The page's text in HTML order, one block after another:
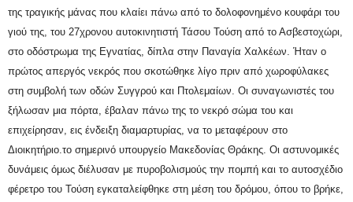
της τραγικής μάνας που κλαίει πάνω από το δολοφονημένο κουφάρι του
γιού της, του 27χρονου αυτοκινητιστή Τάσου Τούση από το Ασβεστοχώρι,
στο οδόστρωμα της Εγνατίας, δίπλα στην Παναγία Χαλκέων. Ήταν ο
πρώτος απεργός νεκρός που σκοτώθηκε λίγο πριν από χωροφύλακες
στη συμβολή των οδών Συγγρού και Πτολεμαίων. Οι συναγωνιστές του
ξήλωσαν μια πόρτα, έβαλαν πάνω της το νεκρό σώμα του και
επιχείρησαν, εις ένδειξη διαμαρτυρίας, να το μεταφέρουν στο
Διοικητήριο.το σημερινό υπουργείο Μακεδονίας Θράκης. Οι αστυνομικές
δυνάμεις όμως διέλυσαν με πυροβολισμούς την πομπή και το αυτοσχέδιο
φέρετρο του Τούση εγκαταλείφθηκε στη μέση του δρόμου, όπου το βρήκε,